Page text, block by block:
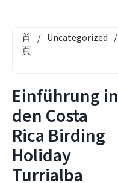
首
頁
/ Uncategorized /
Einführung in
den Costa
Rica Birding
Holiday
Turrialba